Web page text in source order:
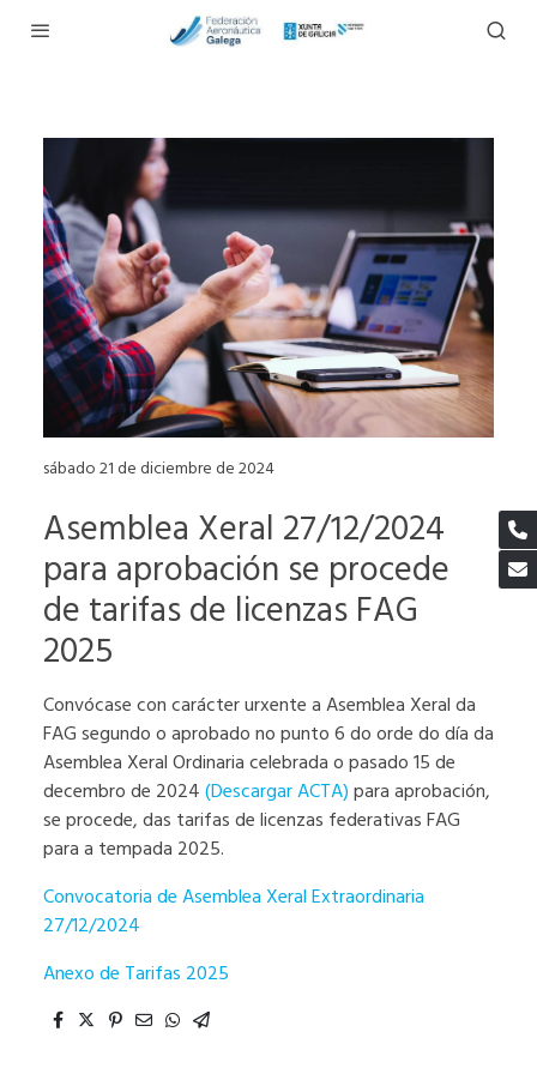
sábado 21 de diciembre de 2024
Asemblea Xeral 27/12/2024
para aprobación se procede
de tarifas de licenzas FAG
2025
Convócase con carácter urxente a Asemblea Xeral da
FAG segundo o aprobado no punto 6 do orde do día da
Asemblea Xeral Ordinaria celebrada o pasado 15 de
decembro de 2024(Descargar ACTA)para aprobación,
se procede, das tarifas de licenzas federativas FAG
para a tempada 2025.
Convocatoria de Asemblea Xeral Extraordinaria
27/12/2024
Anexo de Tarifas 2025